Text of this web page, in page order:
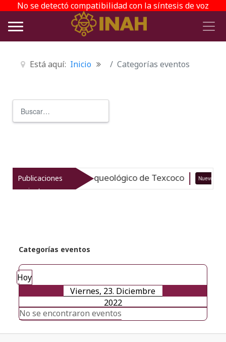
No se detectó compatibilidad con la síntesis de voz
Está aquí: Inicio Categorías eventos
Publicaciones
recientes
el patrimonio arqueológico de Texcoco Nuevo
Categorías eventos
Hoy
Viernes, 23. Diciembre
2022
No se encontraron eventos